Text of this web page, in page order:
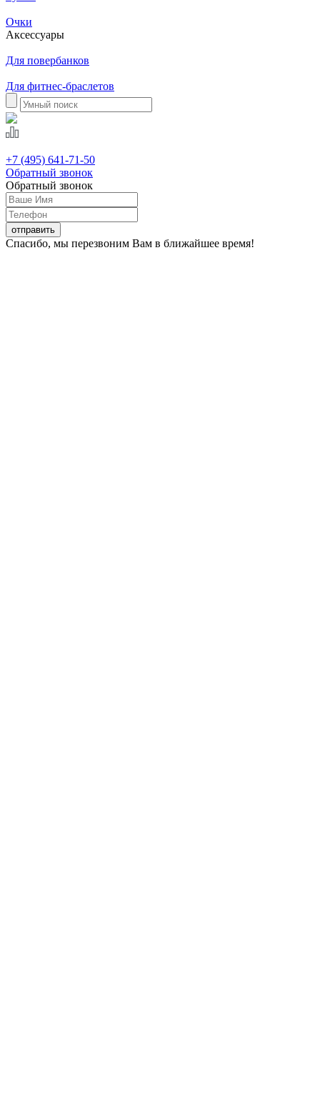
Очки
Аксессуары
Для повербанков
Для фитнес-браслетов
+7 (495) 641-71-50
Обратный звонок
Обратный звонок
Спасибо, мы перезвоним Вам в ближайшее время!